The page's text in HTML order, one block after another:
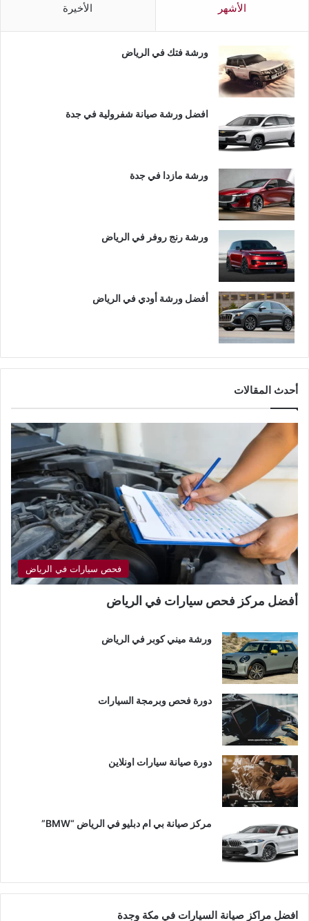
الأشهر الأخيرة
ورشة فتك في الرياض
افضل ورشة صيانة شفرولية في جدة
ورشة مازدا في جدة
ورشة رنج روفر في الرياض
أفضل ورشة أودي في الرياض
أحدث المقالات
فحص سيارات في الرياض
أفضل مركز فحص سيارات في الرياض
ورشة ميني كوبر في الرياض
دورة فحص وبرمجة السيارات
دورة صيانة سيارات اونلاين
مركز صيانة بي ام دبليو في الرياض “BMW”
افضل مراكز صيانة السيارات في مكة وجدة